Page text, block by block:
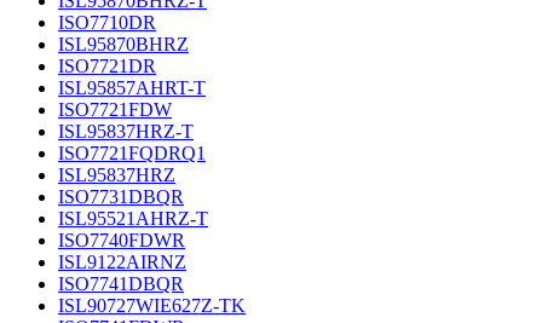
ISO7710DR
ISL95870BHRZ
ISO7721DR
ISL95857AHRT-T
ISO7721FDW
ISL95837HRZ-T
ISO7721FQDRQ1
ISL95837HRZ
ISO7731DBQR
ISL95521AHRZ-T
ISO7740FDWR
ISL9122AIRNZ
ISO7741DBQR
ISL90727WIE627Z-TK